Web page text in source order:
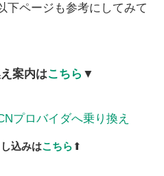
下ページも参考にしてみて
案内はこちら ▼
込みはこちら ⬆